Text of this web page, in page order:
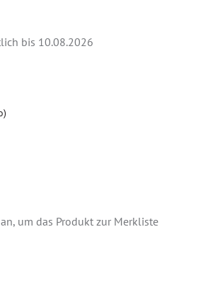
bis 10.08.2026
um das Produkt zur Merkliste